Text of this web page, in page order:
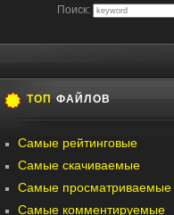
Поиск:
ТОП ФАЙЛОВ
Самые рейтинговые
Самые скачиваемые
Самые просматриваемые
Самые комментируемые